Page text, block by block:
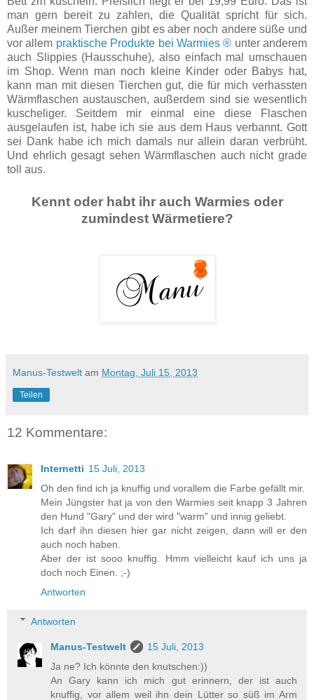
man gern bereit zu zahlen, die Qualität spricht für sich.
Außer meinem Tierchen gibt es aber noch andere süße und
vor allem praktische Produkte bei Warmies ® ­unter anderem
auch Slippies (Hausschuhe), also einfach mal umschauen
im Shop.Wenn man noch kleine Kinder oder Babys hat,
kann man mit diesen Tierchen gut, die für mich verhassten
Wärmflaschen austauschen, außerdem sind sie wesentlich
kuscheliger. Seitdem mir einmal eine diese Flaschen
ausgelaufen ist, habe ich sie aus dem Haus verbannt. Gott
sei Dank habe ich mich damals nur allein daran verbrüht.
Und ehrlich gesagt sehen Wärmflaschen auch nicht grade
toll aus.
Kennt oder habt ihr auch Warmies oder
zumindest Wärmetiere?
Manus-Testwelt am Montag, Juli 15, 2013
Teilen
12 Kommentare:
Internetti 15 Juli, 2013
Oh den find ich ja knuffig und vorallem die Farbe gefällt mir.
Mein Jüngster hat ja von den Warmies seit knapp 3 Jahren
den Hund "Gary" und der wird "warm" und innig geliebt.
Ich darf ihn diesen hier gar nicht zeigen, dann will er den
auch noch haben.
Aber der ist sooo knuffig. Hmm vielleicht kauf ich uns ja
doch noch Einen. ;-)
Antworten
Antworten
Manus-Testwelt
15 Juli, 2013
Ja ne? Ich könnte den knutschen:))
An Gary kann ich mich gut erinnern, der ist auch
knuffig, vor allem weil ihn dein Lütter so süß im Arm